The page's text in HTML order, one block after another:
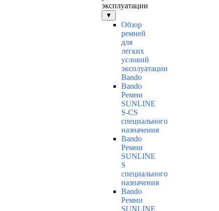
эксплуатации
▼
Обзор
ремней
для
легких
условий
эксплуатации
Bando
Bando
Ремни
SUNLINE
S-CS
специального
назначения
Bando
Ремни
SUNLINE
S
специального
назначения
Bando
Ремни
SUNLINE